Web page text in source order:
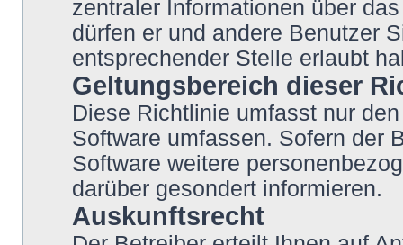
zentraler Informationen über
dürfen er und andere Benutzer
entsprechender Stelle erlaubt
Geltungsbereich dieser
Diese Richtlinie umfasst nur
Software umfassen. Sofern der
Software weitere
darüber gesondert informieren.
Auskunftsrecht